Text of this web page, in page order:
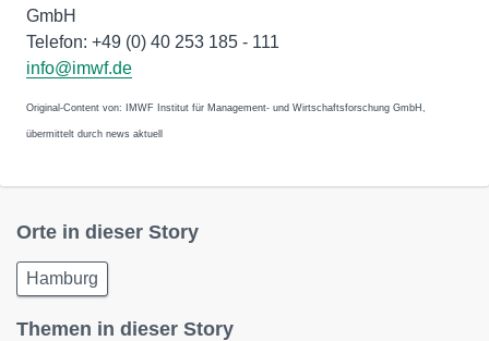
GmbH
Telefon: +49 (0) 40 253 185 - 111
info@imwf.de
Original-Content von: IMWF Institut für Management- und Wirtschaftsforschung GmbH,
übermittelt durch news aktuell
Orte in dieser Story
Hamburg
Themen in dieser Story